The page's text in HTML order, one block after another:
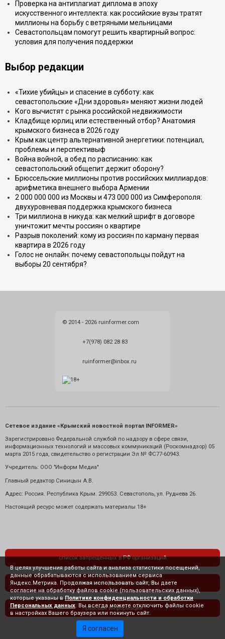
Проверка на антиплагиат диплома в эпоху
искусственного интеллекта: как российские вузы тратят
миллионы на борьбу с ветряными мельницами
Севастопольцам помогут решить квартирный вопрос:
условия для получения поддержки
Выбор редакции
«Тихие убийцы» и спасение в субботу: как
севастопольские «Дни здоровья» меняют жизни людей
Кого вычистят с рынка российской недвижимости
Кладбище юрлиц или естественный отбор? Анатомия
крымского бизнеса в 2026 году
Крым как центр альтернативной энергетики: потенциал,
проблемы и перспективыф
Война войной, а обед по расписанию: как
севастопольский общепит держит оборону?
Брюссельские миллионы против российских миллиардов:
арифметика внешнего выбора Армении
2 000 000 000 из Москвы и 473 000 000 из Симферополя:
двухуровневая поддержка крымского бизнеса
Три миллиона в никуда: как мелкий шрифт в договоре
уничтожит мечты россиян о квартире
Разрыв поколений: кому из россиян по карману первая
квартира в 2026 году
Голос не онлайн: почему севастопольцы пойдут на
выборы 20 сентября?
© 2014 - 2026 ruinformer.com
+7(978) 082 28 83
ruinformer@inbox.ru
Сетевое издание «Крымский новостной портал INFORMER»
Зарегистрировано Федеральной службой по надзору в сфере связи,
информационных технологий и массовых коммуникаций (Роскомнадзор) 05
марта 2015 года, свидетельство о регистрации Эл № ФС77-60943.
Учредитель: ООО "Информ Медиа"
Главный редактор Синицын А.В.
Адрес: Россия. Республика Крым. 299053. Севастополь, ул. Руднева 26.
Настоящий ресурс может содержать материалы 18+
список запрещенных в РФ организаций
политика конфиденциальности
правовая информация
В целях улучшения работы сайта и анализа статистики посещений,
данные обрабатываются с использованием сервиса
Яндекс.Метрика. Продолжая использовать сайт, Вы даете
согласие на обработку файлов cookie (пользовательских данных),
которые указаны в Политике конфиденциальности и обработки
Персональных данных . Вы всегда можете отключить файлы cookie
в настройках Вашего браузера или покинуть сайт.
Я согласен